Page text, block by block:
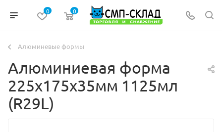
0 0
Алюминевые формы
Алюминиевая форма
225х175х35мм 1125мл
(R29L)